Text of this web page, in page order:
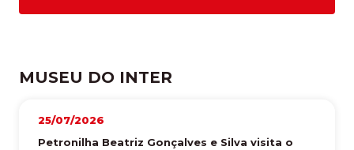
MUSEU DO INTER
25/07/2026
Petronilha Beatriz Gonçalves e Silva visita o